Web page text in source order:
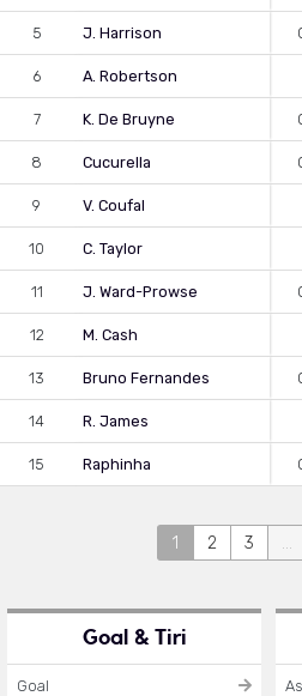
5 J. Harrison
6 A. Robertson
7 K. De Bruyne
8 Cucurella
9 V. Coufal
10 C. Taylor
11 J. Ward-Prowse
12 M. Cash
13 Bruno Fernandes
14 R. James
15 Raphinha
1 2 3 ...
Goal & Tiri
Goal